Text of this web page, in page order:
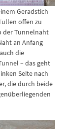
Geradstich
offen zu
der Tunnelnaht
an Anfang
die
– das geht
Seite nach
die durch beide